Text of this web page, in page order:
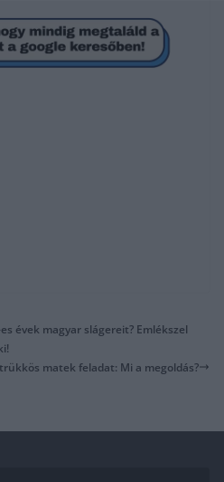
évek magyar slágereit? Emlékszel
matek feladat: Mi a megoldás?